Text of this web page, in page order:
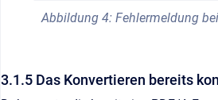
Abbildung 4: Fehlermeldung
3.1.5 Das Konvertieren bereits